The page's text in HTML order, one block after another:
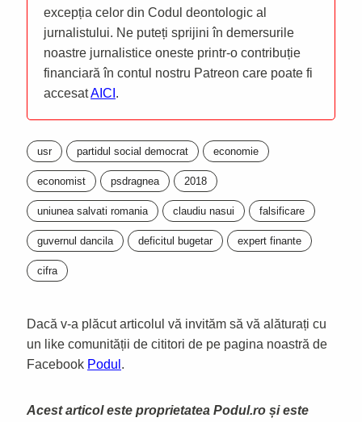
excepția celor din Codul deontologic al
jurnalistului. Ne puteți sprijini în demersurile
noastre jurnalistice oneste printr-o contribuție
financiară în contul nostru Patreon care poate fi
accesatAICI .
usr partidul social democrat economie
economist psdragnea 2018
uniunea salvati romania claudiu nasui falsificare
guvernul dancila deficitul bugetar expert finante
cifra
Dacă v-a plăcut articolul vă invităm să vă alăturați cu
un like comunității de cititori de pe pagina noastră de
Facebook Podul .
Acest articol este proprietatea Podul.ro și este